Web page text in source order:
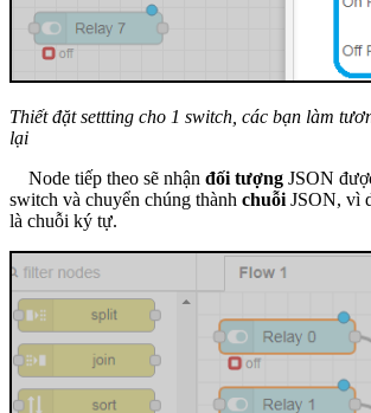
Thiết đặt settting cho 1 switch, các bạn làm
lại
Node tiếp theo sẽ nhận đối tượng JSON
switch và chuyển chúng thành chuỗi JSON, vì
là chuỗi ký tự.